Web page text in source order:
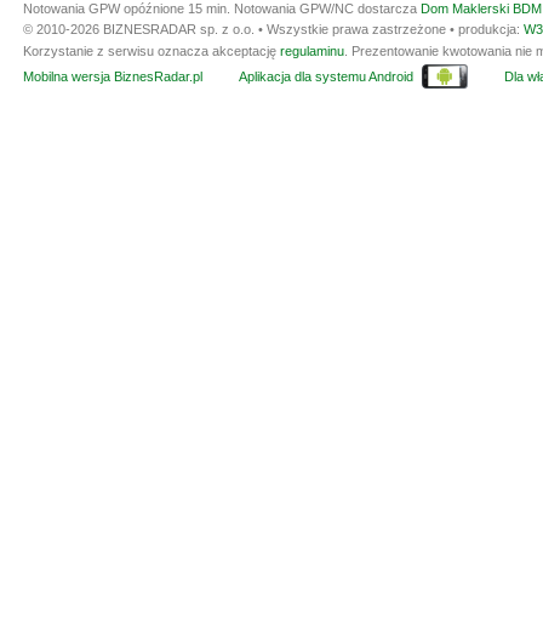
Notowania GPW opóźnione 15 min. Notowania GPW/NC dostarcza Dom Maklerski
© 2010-2026 BIZNESRADAR sp. z o.o. • Wszystkie prawa zastrzeżone • produkcja:
Korzystanie z serwisu oznacza akceptację regulaminu . Prezentowanie kwotowania
Mobilna wersja BiznesRadar.pl
Aplikacja dla systemu Android Dla